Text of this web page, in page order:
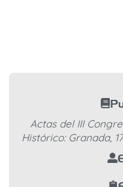
Actas del III
Histórico: Granada,